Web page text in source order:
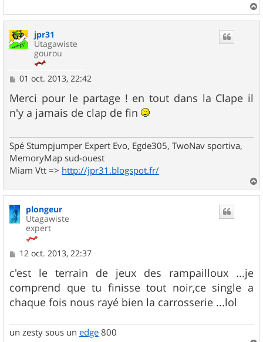
a
jpr31
Utagawiste
gourou
M
s
s
a
01 oct. 2013, 22:42
Merci pour le partage ! en tout dans la Clape il
n'y a jamais de clap de fin
Spé Stumpjumper Expert Evo, Egde305, TwoNav sportiva,
MemoryMap sud-ouest
Miam Vtt => http://jpr31.blogspot.fr/
a
plongeur
Utagawiste
expert
M
s
s
a
g
e
12 oct. 2013, 22:37
c'est le terrain de jeux des rampailloux ...je
comprend que tu finisse tout noir,ce single a
chaque fois nous rayé bien la carrosserie ...lol
un zesty sous un edge 800